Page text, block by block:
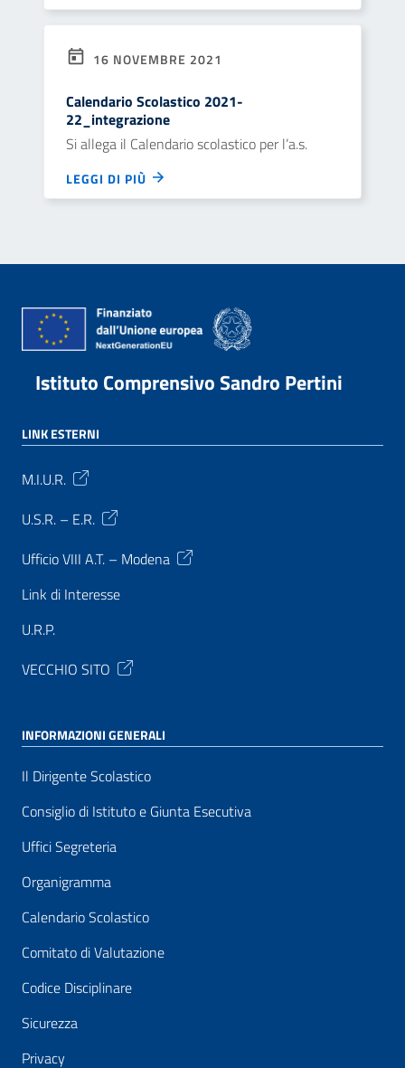
16 NOVEMBRE 2021
Calendario Scolastico 2021-
22_integrazione
Si allega il Calendario scolastico per l’a.s.
LEGGI DI PIÙ
Istituto Comprensivo Sandro Pertini
LINK ESTERNI
M.I.U.R.
U.S.R. – E.R.
Ufficio VIII A.T. – Modena
Link di Interesse
U.R.P.
VECCHIO SITO
INFORMAZIONI GENERALI
Il Dirigente Scolastico
Consiglio di Istituto e Giunta Esecutiva
Uffici Segreteria
Organigramma
Calendario Scolastico
Comitato di Valutazione
Codice Disciplinare
Sicurezza
Privacy